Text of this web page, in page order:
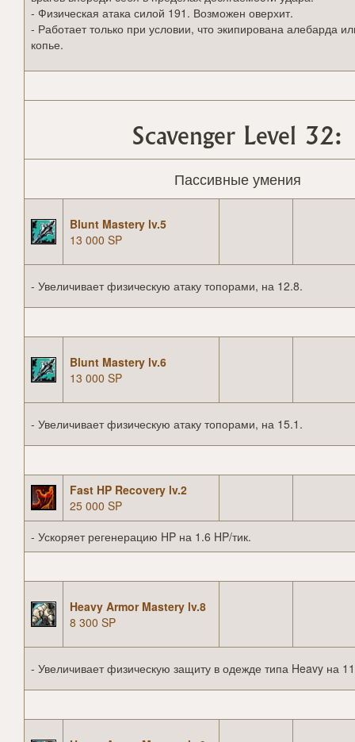
- Физическая атака силой 191. Возможен оверхит.
- Работает только при условии, что экипирована алебарда
копье.
Scavenger Level 32:
Пассивные умения
Blunt Mastery lv.5
13 000 SP
- Увеличивает физическую атаку топорами, на 12.8.
Blunt Mastery lv.6
13 000 SP
- Увеличивает физическую атаку топорами, на 15.1.
Fast HP Recovery lv.2
25 000 SP
- Ускоряет регенерацию HP на 1.6 HP/тик.
Heavy Armor Mastery lv.8
8 300 SP
- Увеличивает физическую защиту в одежде типа Heavy на